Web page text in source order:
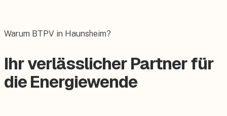
Warum BTPV in Haunsheim?
Ihr verlässlicher Partner für
die Energiewende